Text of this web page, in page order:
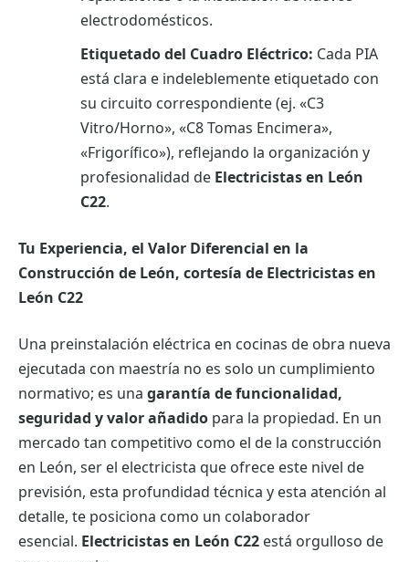
electrodomésticos.
Etiquetado del Cuadro Eléctrico: Cada PIA
está clara e indeleblemente etiquetado con
su circuito correspondiente (ej. «C3
Vitro/Horno», «C8 Tomas Encimera»,
«Frigorífico»), reflejando la organización y
profesionalidad de Electricistas en León
C22.
Tu Experiencia, el Valor Diferencial en la
Construcción de León, cortesía de Electricistas en
León C22
Una preinstalación eléctrica en cocinas de obra nueva
ejecutada con maestría no es solo un cumplimiento
normativo; es una garantía de funcionalidad,
seguridad y valor añadido para la propiedad. En un
mercado tan competitivo como el de la construcción
en León, ser el electricista que ofrece este nivel de
previsión, esta profundidad técnica y esta atención al
detalle, te posiciona como un colaborador
esencial. Electricistas en León C22 está orgulloso de